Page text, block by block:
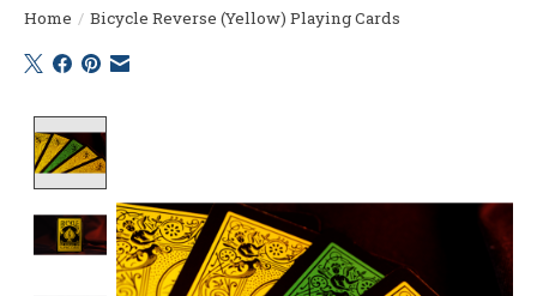
Home / Bicycle Reverse (Yellow) Playing Cards